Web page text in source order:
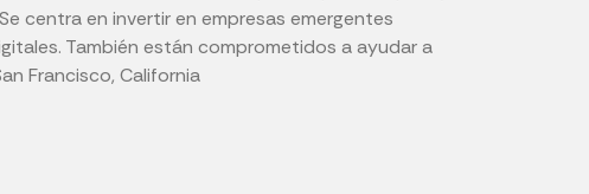
centra en invertir en empresas emergentes
También están comprometidos a ayudar a
Francisco, California